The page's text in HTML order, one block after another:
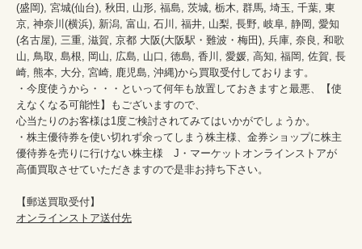
(盛岡), 宮城(仙台), 秋田, 山形, 福島, 茨城, 栃木, 群馬, 埼玉, 千葉, 東
京, 神奈川(横浜), 新潟, 富山, 石川, 福井, 山梨, 長野, 岐阜, 静岡, 愛知
(名古屋), 三重, 滋賀, 京都 大阪(大阪駅・難波・梅田), 兵庫, 奈良, 和歌
山, 鳥取, 島根, 岡山, 広島, 山口, 徳島, 香川, 愛媛, 高知, 福岡, 佐賀, 長
崎, 熊本, 大分, 宮崎, 鹿児島, 沖縄)から買取受付しております。
・今度使うから・・・といって何年も放置しておきますと最悪、【使
えなくなる可能性】もございますので、
心当たりのお客様は1度ご検討されてみてはいかがでしょうか。
・株主優待券を使い切れず余ってしまう株主様、金券ショップに株主
優待券を売りに行けない株主様　J・マーケットオンラインストアが
高価買取させていただきますので是非お持ち下さい。
オンラインストア送付先